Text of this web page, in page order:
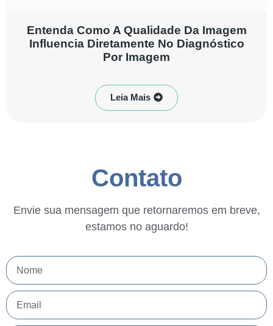
Entenda Como A Qualidade Da Imagem
Influencia Diretamente No Diagnóstico
Por Imagem
Leia Mais
Contato
Envie sua mensagem que retornaremos em breve,
estamos no aguardo!